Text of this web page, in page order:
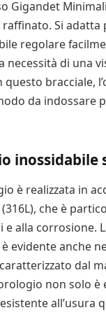
Gigandet
Si
regolare
necessità di una
questo bracciale,
da indossare
inossidabile
è realizzata in
che è
e alla corrosione.
evidente anche
dal
non solo è
all’usura